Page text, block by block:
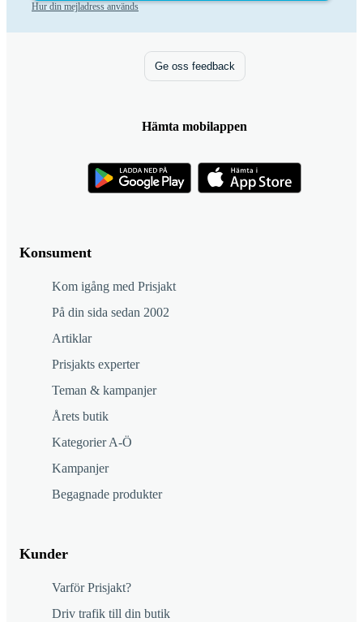
Hur din mejladress används
Konsument
Kom igång med Prisjakt
På din sida sedan 2002
Artiklar
Prisjakts experter
Teman & kampanjer
Årets butik
Kategorier A-Ö
Kampanjer
Begagnade produkter
Kunder
Varför Prisjakt?
Driv trafik till din butik
Ge oss feedback
Hämta mobilappen